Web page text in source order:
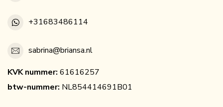
+31683486114
sabrina@briansa.nl
KVK nummer: 61616257
btw-nummer: NL854414691B01